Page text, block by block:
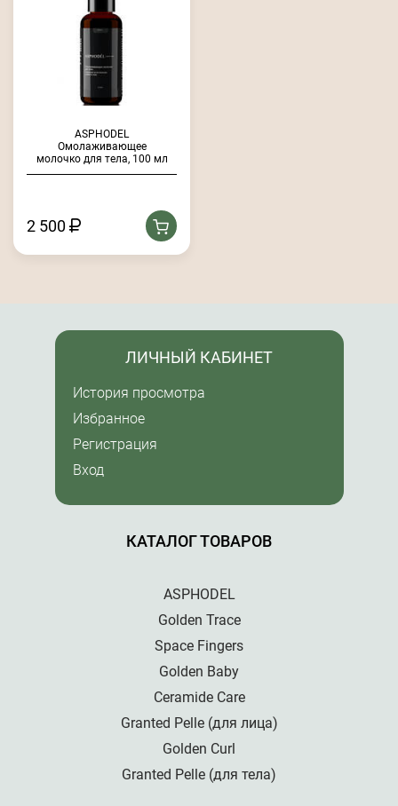
ASPHODEL
Омолаживающее
молочко для тела, 100 мл
2 500
КАТАЛОГ ТОВАРОВ
ASPHODEL
Golden Trace
Space Fingers
Golden Baby
Ceramide Care
Granted Pelle (для лица)
Golden Curl
Granted Pelle (для тела)
ЛИЧНЫЙ КАБИНЕТ
История просмотра
Избранное
Регистрация
Вход